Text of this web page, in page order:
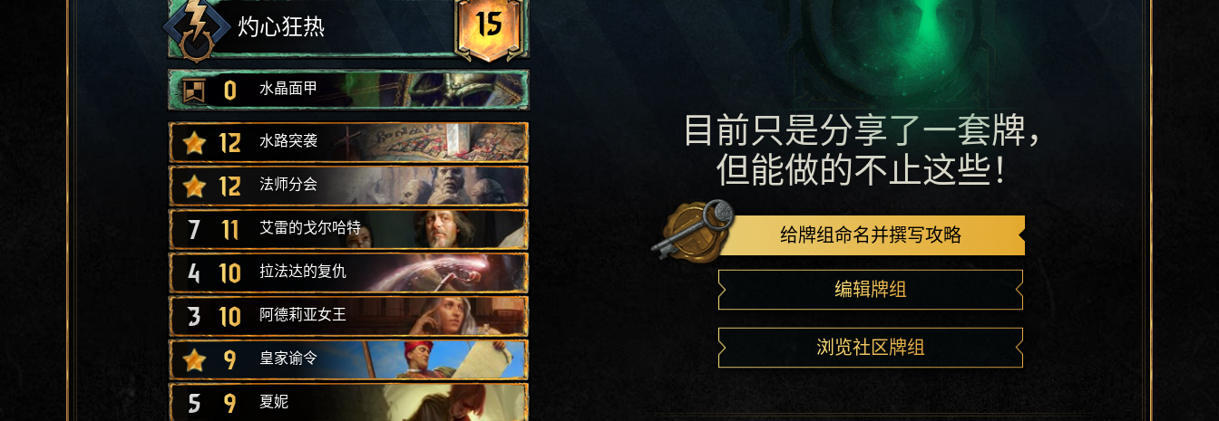
灼心狂热 15
0 水晶面甲
12 水路突袭
12 法师分会
7 11 艾雷的戈尔哈特
4 10 拉法达的复仇
3 10 阿德莉亚女王
9 皇家谕令
5 9 夏妮
目前只是分享了一套牌，
但能做的不止这些！
给牌组命名并撰写攻略
编辑牌组
浏览社区牌组